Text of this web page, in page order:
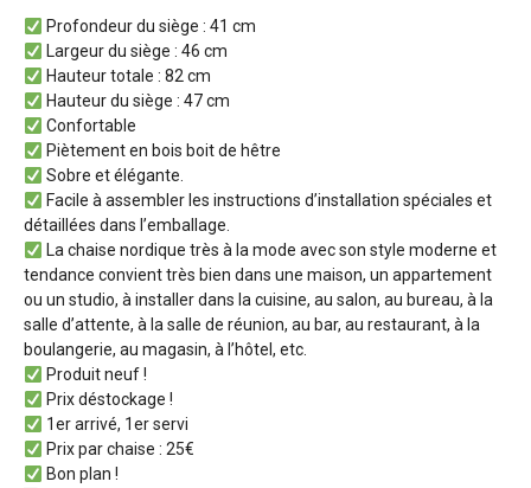
Profondeur du siège : 41 cm
Largeur du siège : 46 cm
Hauteur totale : 82 cm
Hauteur du siège : 47 cm
Confortable
Piètement en bois boit de hêtre
Sobre et élégante.
Facile à assembler les instructions d’installation spéciales et
détaillées dans l’emballage.
La chaise nordique très à la mode avec son style moderne et
tendance convient très bien dans une maison, un appartement
ou un studio, à installer dans la cuisine, au salon, au bureau, à la
salle d’attente, à la salle de réunion, au bar, au restaurant, à la
boulangerie, au magasin, à l’hôtel, etc.
Produit neuf !
Prix déstockage !
1er arrivé, 1er servi
Prix par chaise : 25€
Bon plan !